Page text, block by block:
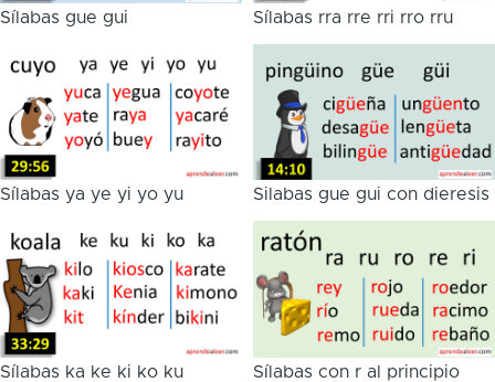
Sílabas gue gui Sílabas rra rre rri rro rru
Sílabas ya ye yi yo yu Silabas gue gui con dieresis
Sílabas ka ke ki ko ku Sílabas con r al principio